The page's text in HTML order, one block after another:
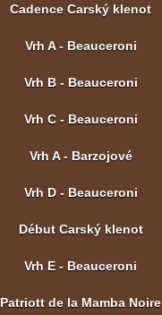
Cadence Carský klenot
Vrh A - Beauceroni
Vrh B - Beauceroni
Vrh C - Beauceroni
Vrh A - Barzojové
Vrh D - Beauceroni
Début Carský klenot
Vrh E - Beauceroni
Patriott de la Mamba Noire